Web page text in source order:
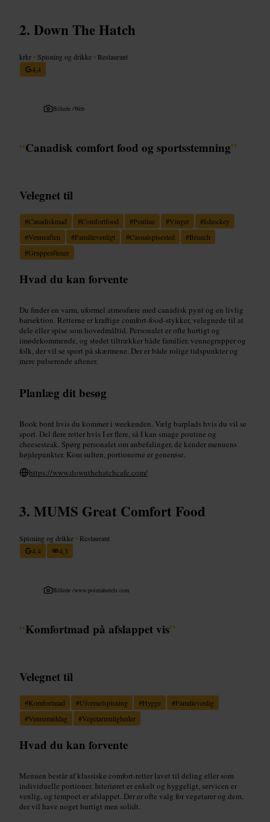
Down The Hatch
krkr • Spisning og drikke • Restaurant
4,4
Billede /Web
“Canadisk comfort food og sportsstemning”
Velegnet til
#Canadiskmad #Comfortfood #Poutine #Vinger #Ishockey
#Venneaften #Familievenligt #Casualspisested #Brunch
#Gruppeaftener
Hvad du kan forvente
Du finder en varm, uformel atmosfære med canadisk pynt og en livlig
barsektion. Retterne er kraftige comfort-food-stykker, velegnede til at
dele eller spise som hovedmåltid. Personalet er ofte hurtigt og
imødekommende, og stedet tiltrækker både familier, vennegrupper og
folk, der vil se sport på skærmene. Der er både rolige tidspunkter og
mere pulserende aftener.
Planlæg dit besøg
Book bord hvis du kommer i weekenden. Vælg barplads hvis du vil se
sport. Del flere retter hvis I er flere, så I kan smage poutine og
cheesesteak. Spørg personalet om anbefalinger, de kender menuens
højdepunkter. Kom sulten, portionerne er generøse.
https://www.downthehatchcafe.com/
MUMS Great Comfort Food
Spisning og drikke • Restaurant
4,4
4,3
Billede /www.pointahotels.com
“Komfortmad på afslappet vis”
Velegnet til
#Komfortmad #Uformelspisning #Hygge #Familievenlig
#Vennemiddag #Vegetarmuligheder
Hvad du kan forvente
Menuen består af klassiske comfort-retter lavet til deling eller som
individuelle portioner. Interiøret er enkelt og hyggeligt, servicen er
venlig, og tempoet er afslappet. Der er ofte valg for vegetarer og dem,
der vil have noget hurtigt men solidt.